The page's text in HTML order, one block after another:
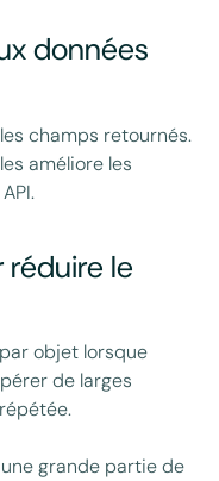
données
champs retournés.
améliore les
réduire le
objet lorsque
de larges
grande partie de